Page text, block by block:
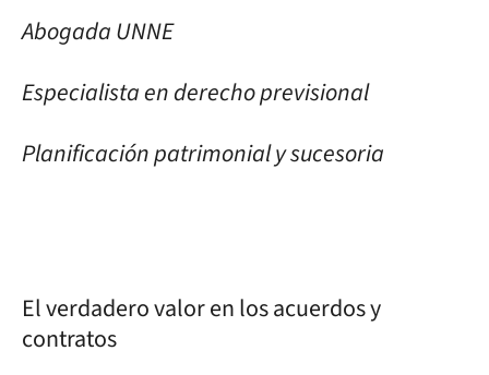
Abogada UNNE
Especialista en derecho previsional
Planificación patrimonial y sucesoria
El verdadero valor en los acuerdos y
contratos